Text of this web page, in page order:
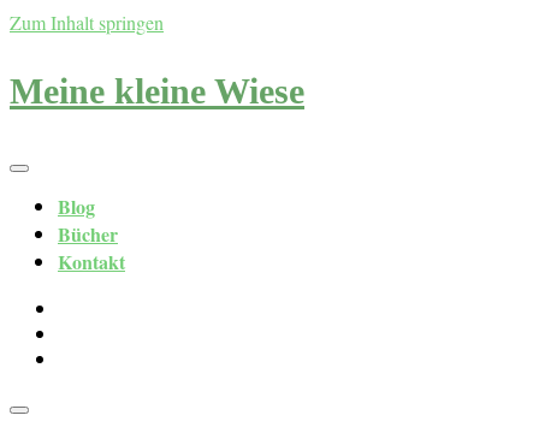
Zum Inhalt springen
Meine kleine Wiese
Blog
Bücher
Kontakt